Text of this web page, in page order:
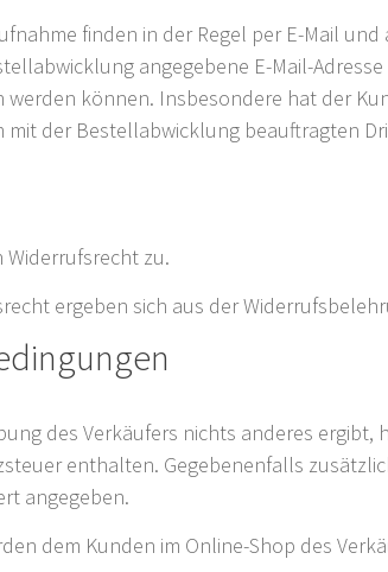
finden in der Regel per E-Mail
angegebene E-Mail-
können. Insbesondere hat der
mit der Bestellabwicklung beauftragten
zu.
ergeben sich aus der
des Verkäufers nichts anderes ergibt,
enthalten. Gegebenenfalls
angegeben.
dem Kunden im Online-Shop des